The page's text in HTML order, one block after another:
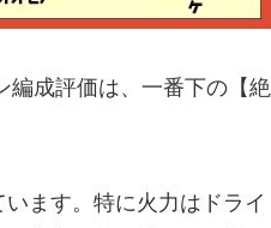
編成評価は、一番下の【絶
ます。特に火力はドライ